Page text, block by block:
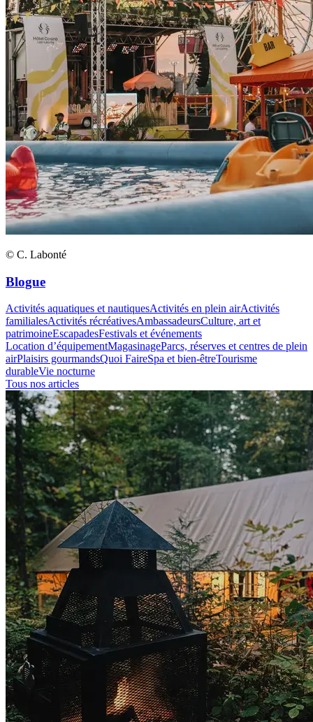
© C. Labonté
Blogue
Activités aquatiques et nautiquesActivités en plein airActivités
familialesActivités récréativesAmbassadeursCulture, art et
patrimoineEscapadesFestivals et événements
Location d’équipementMagasinageParcs, réserves et centres de plein
airPlaisirs gourmandsQuoi FaireSpa et bien-êtreTourisme
durableVie nocturne
Tous nos articles